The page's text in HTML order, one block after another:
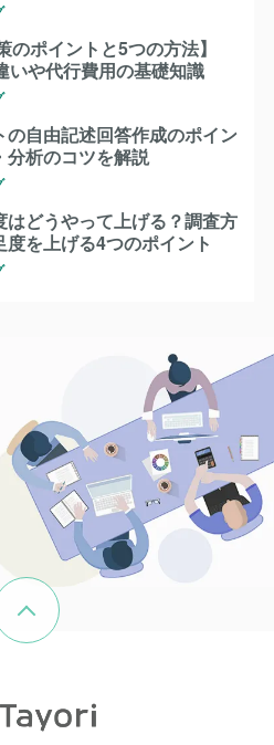
のポイントと5つの方法】
いや代行費用の基礎知識
の自由記述回答作成のポイン
分析のコツを解説
はどうやって上げる？調査方
度を上げる4つのポイント